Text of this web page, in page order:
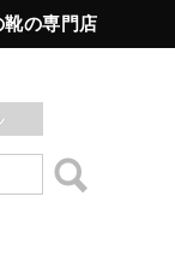
の専門店